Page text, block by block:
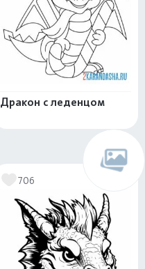
Дракон с леденцом
706